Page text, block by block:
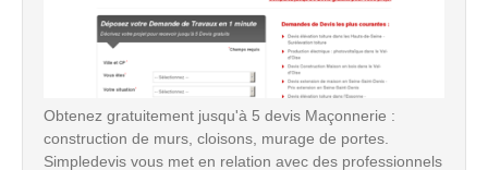
Obtenez gratuitement jusqu'à 5 devis Maçonnerie :
construction de murs, cloisons, murage de portes.
Simpledevis vous met en relation avec des professionnels